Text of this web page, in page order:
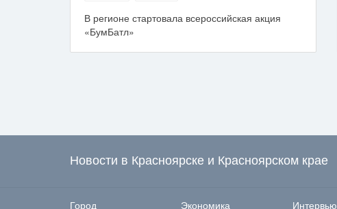
В регионе стартовала всероссийская акция
«БумБатл»
Новости в Красноярске и Красноярском крае
Город Экономика Интервью